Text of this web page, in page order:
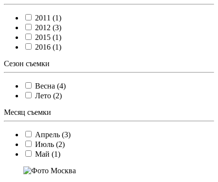
2011 (1)
2012 (3)
2015 (1)
2016 (1)
Сезон съемки
Весна (4)
Лето (2)
Месяц съемки
Апрель (3)
Июль (2)
Май (1)